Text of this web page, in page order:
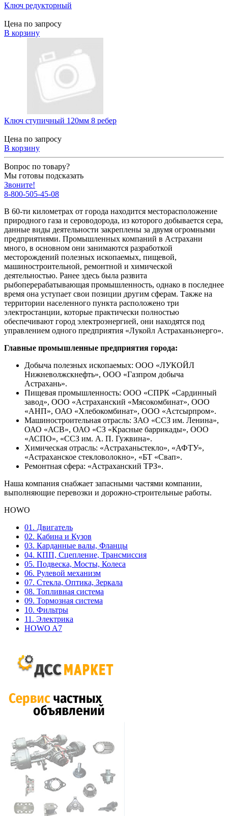
Ключ редукторный
Цена по запросу
В корзину
Ключ ступичный 120мм 8 ребер
Цена по запросу
В корзину
Вопрос по товару?
Мы готовы подсказать
Звоните!
8-800-505-45-08
В 60-ти километрах от города находится месторасположение
природного газа и сероводорода, из которого добывается сера,
данные виды деятельности закреплены за двумя огромными
предприятиями. Промышленных компаний в Астрахани
много, в основном они занимаются разработкой
месторождений полезных ископаемых, пищевой,
машиностроительной, ремонтной и химической
деятельностью. Ранее здесь была развита
рыбоперерабатывающая промышленность, однако в последнее
время она уступает свои позиции другим сферам. Также на
территории населенного пункта расположено три
электростанции, которые практически полностью
обеспечивают город электроэнергией, они находятся под
управлением одного предприятия «Лукойл Астраханьэнерго».
Главные промышленные предприятия города:
Добыча полезных ископаемых: ООО «ЛУКОЙЛ
Нижневолжскнефть», ООО «Газпром добыча
Астрахань».
Пищевая промышленность: ООО «СПРК «Сардинный
завод», ООО «Астраханский «Мясокомбинат», ООО
«АНП», ОАО «Хлебокомбинат», ООО «Астсырпром».
Машиностроительная отрасль: ЗАО «ССЗ им. Ленина»,
ОАО «АСВ», ОАО «СЗ «Красные баррикады», ООО
«АСПО», «ССЗ им. А. П. Гужвина».
Химическая отрасль: «Астраханьстекло», «АФТУ»,
«Астраханское стекловолокно», «БТ «Свап».
Ремонтная сфера: «Астраханский ТРЗ».
Наша компания снабжает запасными частями компании,
выполняющие перевозки и дорожно-строительные работы.
HOWO
01. Двигатель
02. Кабина и Кузов
03. Карданные валы, Фланцы
04. КПП, Сцепление, Трансмиссия
05. Подвеска, Мосты, Колеса
06. Рулевой механизм
07. Стекла, Оптика, Зеркала
08. Топливная система
09. Тормозная система
10. Фильтры
11. Электрика
HOWO A7